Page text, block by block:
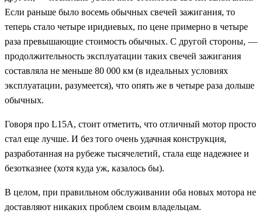
Если раньше было восемь обычных свечей зажигания, то
теперь стало четыре иридиевых, по цене примерно в четыре
раза превышающие стоимость обычных. С другой стороны, —
продолжительность эксплуатации таких свечей зажигания
составляла не меньше 80 000 км (в идеальных условиях
эксплуатации, разумеется), что опять же в четыре раза дольше
обычных.
Говоря про L15A, стоит отметить, что отличный мотор просто
стал еще лучше. И без того очень удачная конструкция,
разработанная на рубеже тысячелетий, стала еще надежнее и
безотказнее (хотя куда уж, казалось бы).
В целом, при правильном обслуживании оба новых мотора не
доставляют никаких проблем своим владельцам.